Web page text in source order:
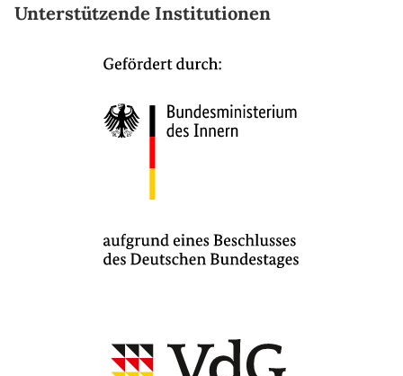
Unterstützende Institutionen